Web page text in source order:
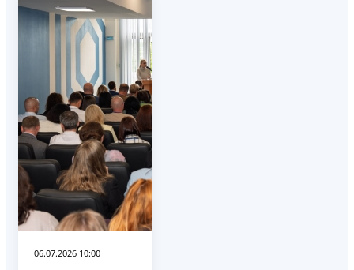
06.07.2026 10:00